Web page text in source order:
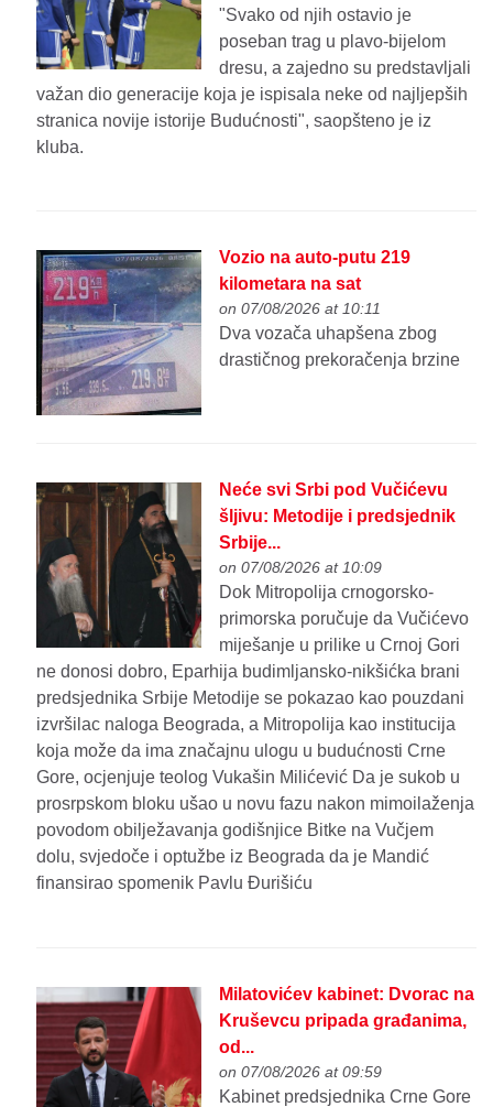
"Svako od njih ostavio je
poseban trag u plavo-bijelom
dresu, a zajedno su predstavljali
važan dio generacije koja je ispisala neke od najljepših
stranica novije istorije Budućnosti", saopšteno je iz
kluba.
Vozio na auto-putu 219
kilometara na sat
on 07/08/2026 at 10:11
Dva vozača uhapšena zbog
drastičnog prekoračenja brzine
Neće svi Srbi pod Vučićevu
šljivu: Metodije i predsjednik
Srbije...
on 07/08/2026 at 10:09
Dok Mitropolija crnogorsko-
primorska poručuje da Vučićevo
miješanje u prilike u Crnoj Gori
ne donosi dobro, Eparhija budimljansko-nikšićka brani
predsjednika Srbije Metodije se pokazao kao pouzdani
izvršilac naloga Beograda, a Mitropolija kao institucija
koja može da ima značajnu ulogu u budućnosti Crne
Gore, ocjenjuje teolog Vukašin Milićević Da je sukob u
prosrpskom bloku ušao u novu fazu nakon mimoilaženja
povodom obilježavanja godišnjice Bitke na Vučjem
dolu, svjedoče i optužbe iz Beograda da je Mandić
finansirao spomenik Pavlu Đurišiću
Milatovićev kabinet: Dvorac na
Kruševcu pripada građanima,
od...
on 07/08/2026 at 09:59
Kabinet predsjednika Crne Gore